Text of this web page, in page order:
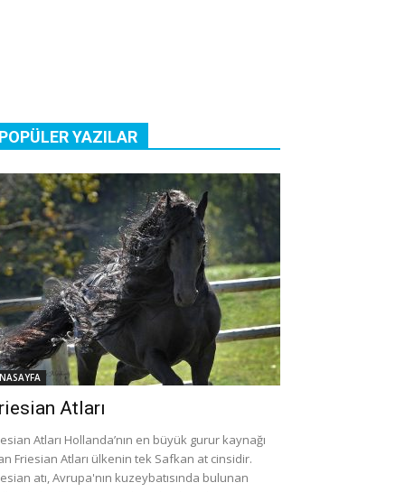
POPÜLER YAZILAR
Atları
Atları Hollanda’nın en büyük gurur kaynağı
Friesian Atları ülkenin tek Safkan at cinsidir.
atı, Avrupa'nın kuzeybatısında bulunan